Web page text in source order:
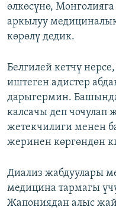
өлкөсүнө,
аркылуу
көрөлү дедик.
Белгилей кетчү
иштеген адистер
дарыгермин.
калсачы деп чочулап
жетекчилиги менен
жеринен көргөндөн
Диализ жабдуулары
медицина тармагы
Жапониядан алыс